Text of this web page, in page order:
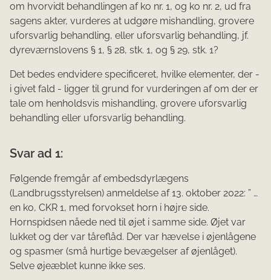
om hvorvidt behandlingen af ko nr. 1, og ko nr. 2, ud fra
sagens akter, vurderes at udgøre mishandling, grovere
uforsvarlig behand­ling, eller uforsvarlig behandling, jf.
dyreværnslovens § 1, § 28, stk. 1, og § 29, stk. 1?
Det bedes endvidere specificeret, hvilke elementer, der -
i givet fald - ligger til grund for vurderingen af om der er
tale om henholdsvis mishandling, grovere uforsvarlig
behandling eller uforsvarlig behandling.
Svar ad 1:
Følgende fremgår af embedsdyrlægens
(Landbrugsstyrelsen) anmeldelse af 13. oktober 2022: ” …
en ko, CKR 1, med forvokset horn i højre side.
Hornspidsen nåede ned til øjet i samme side. Øjet var
lukket og der var tåreflåd. Der var hævelse i øjenlågene
og spasmer (små hurtige bevægelser af øjenlåget).
Selve øjeæblet kunne ikke ses.